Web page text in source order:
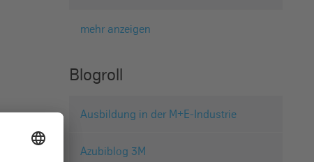
mehr anzeigen
Blogroll
Ausbildung in der M+E-Industrie
Azubiblog 3M